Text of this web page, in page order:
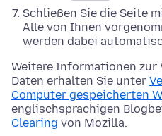
Schließen Sie die Seite
Alle von Ihnen
werden dabei
Weitere Informationen zur
Daten erhalten Sie unter
Computer gespeicherten
englischsprachigen
Clearing von Mozilla.